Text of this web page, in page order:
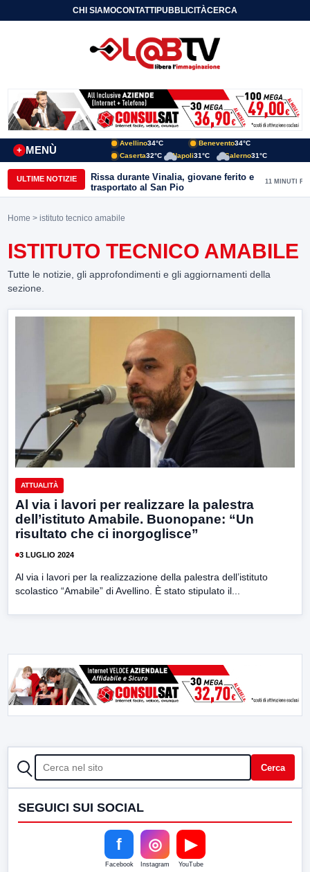
CHI SIAMOCONTATTIPUBBLICITÀCERCA
MENÙ
+
Avellino34°C Benevento34°C
Caserta32°C Napoli31°C Salerno31°C
ULTIME NOTIZIE
Rissa durante Vinalia, giovane ferito e
trasportato al San Pio
11 MINUTI FA
Home > istituto tecnico amabile
ISTITUTO TECNICO AMABILE
Tutte le notizie, gli approfondimenti e gli aggiornamenti della
sezione.
ATTUALITÀ
Al via i lavori per realizzare la palestra
dell’istituto Amabile. Buonopane: “Un
risultato che ci inorgoglisce”
3 LUGLIO 2024
Al via i lavori per la realizzazione della palestra dell’istituto
scolastico “Amabile” di Avellino. È stato stipulato il...
CERCA Cerca
SEGUICI SUI SOCIAL
f
Facebook
◎
Instagram
▶
YouTube